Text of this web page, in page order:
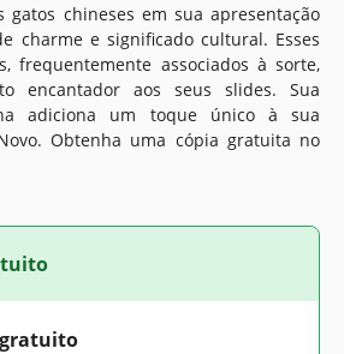
gatos chineses em sua apresentação
charme e significado cultural. Esses
frequentemente associados à sorte,
encantador aos seus slides. Sua
adiciona um toque único à sua
Obtenha uma cópia gratuita no